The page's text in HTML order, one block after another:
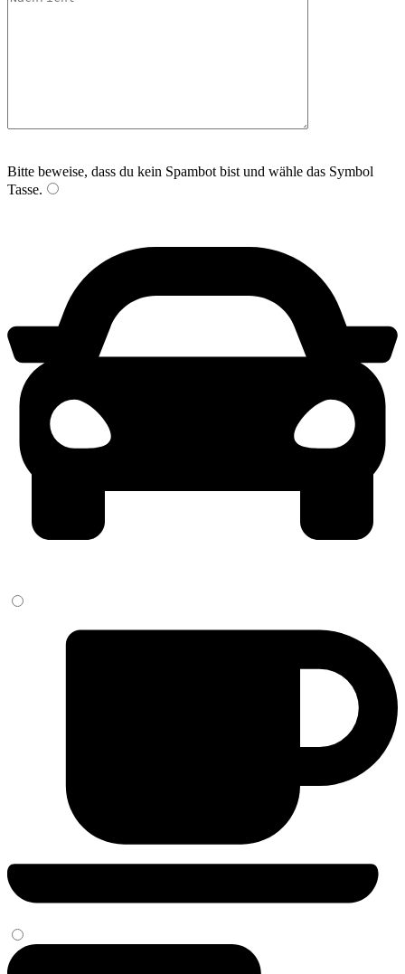
Bitte beweise, dass du kein Spambot bist und wähle das Symbol
Tasse.